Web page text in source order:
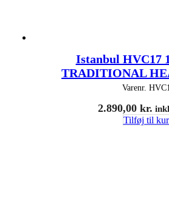
Istanbul HVC17
TRADITIONAL
Varenr.
2.890,00 kr.
Tilføj til